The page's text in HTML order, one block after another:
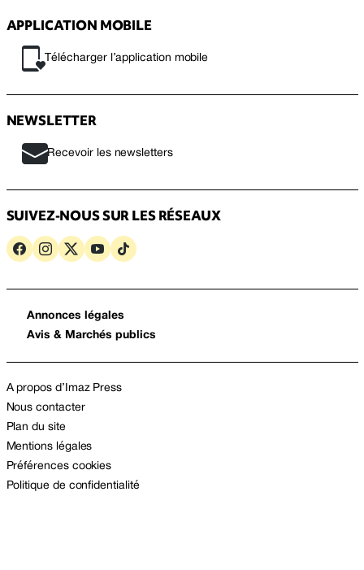
APPLICATION MOBILE
Télécharger l’application mobile
NEWSLETTER
Recevoir les newsletters
SUIVEZ-NOUS SUR LES RÉSEAUX
Annonces légales
Avis & Marchés publics
A propos d’Imaz Press
Nous contacter
Plan du site
Mentions légales
Préférences cookies
Politique de confidentialité